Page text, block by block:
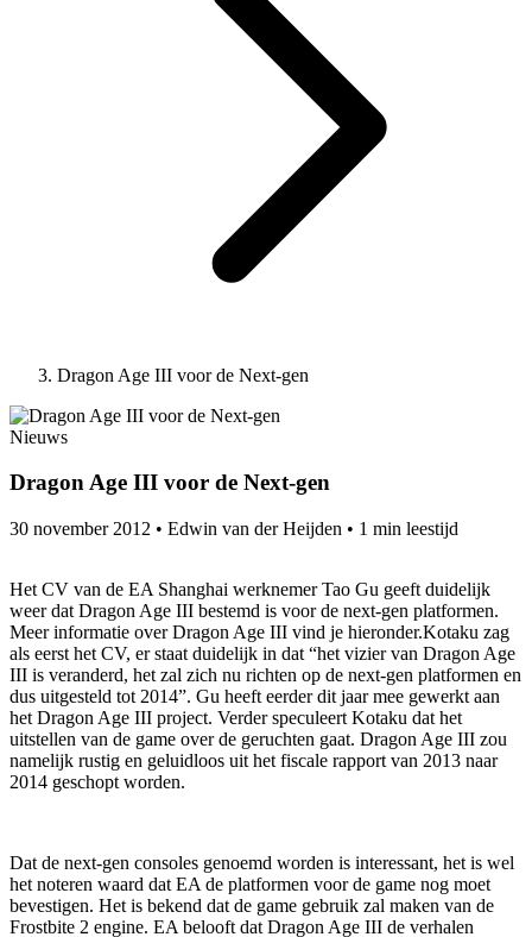
Dragon Age III voor de Next-gen
Nieuws
Dragon Age III voor de Next-gen
30 november 2012 • Edwin van der Heijden • 1 min leestijd
Het CV van de EA Shanghai werknemer Tao Gu geeft duidelijk
weer dat Dragon Age III bestemd is voor de next-gen platformen.
Meer informatie over Dragon Age III vind je hieronder.Kotaku zag
als eerst het CV, er staat duidelijk in dat “het vizier van Dragon Age
III is veranderd, het zal zich nu richten op de next-gen platformen en
dus uitgesteld tot 2014”. Gu heeft eerder dit jaar mee gewerkt aan
het Dragon Age III project. Verder speculeert Kotaku dat het
uitstellen van de game over de geruchten gaat. Dragon Age III zou
namelijk rustig en geluidloos uit het fiscale rapport van 2013 naar
2014 geschopt worden.
Dat de next-gen consoles genoemd worden is interessant, het is wel
het noteren waard dat EA de platformen voor de game nog moet
bevestigen. Het is bekend dat de game gebruik zal maken van de
Frostbite 2 engine. EA belooft dat Dragon Age III de verhalen